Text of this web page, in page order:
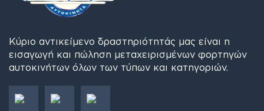
Κύριο αντικείμενο δραστηριότητάς μας είναι η
εισαγωγή και πώληση μεταχειρισμένων φορτηγών
αυτοκινήτων όλων των τύπων και κατηγοριών.